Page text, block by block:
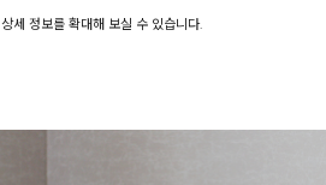
상세 정보를 확대해 보실 수 있습니다.